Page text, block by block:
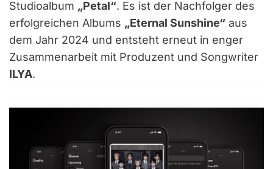
Studioalbum „Petal“. Es ist der Nachfolger des
erfolgreichen Albums „Eternal Sunshine“ aus
dem Jahr 2024 und entsteht erneut in enger
Zusammenarbeit mit Produzent und Songwriter
ILYA.